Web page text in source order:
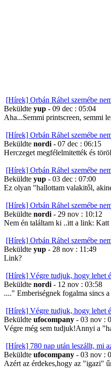
[Hírek] Orbán Ráhel szemébe
Beküldte yup - 09 dec : 05:04
Aha...Semmi printscreen, semmi
[Hírek] Orbán Ráhel szemébe
Beküldte nordi - 07 dec : 06:15
Herczeget megfélelmitették és
[Hírek] Orbán Ráhel szemébe
Beküldte yup - 03 dec : 07:00
Ez olyan "hallottam valakitől,
[Hírek] Orbán Ráhel szemébe
Beküldte nordi - 29 nov : 10:12
Nem én találtam ki ..itt a link: Katt
[Hírek] Orbán Ráhel szemébe
Beküldte yup - 28 nov : 11:49
Link?
[Hírek] Végre tudjuk, hogy lehet
Beküldte nordi - 12 nov : 03:58
...." Emberiségnek fogalma sincs
[Hírek] Végre tudjuk, hogy lehet
Beküldte ufocompany - 03 nov :
Végre még sem tudjuk!Annyi a
[Hírek] 780 nap után leszállt, mi
Beküldte ufocompany - 03 nov :
Azért az érdekes,hogy az "igazi"